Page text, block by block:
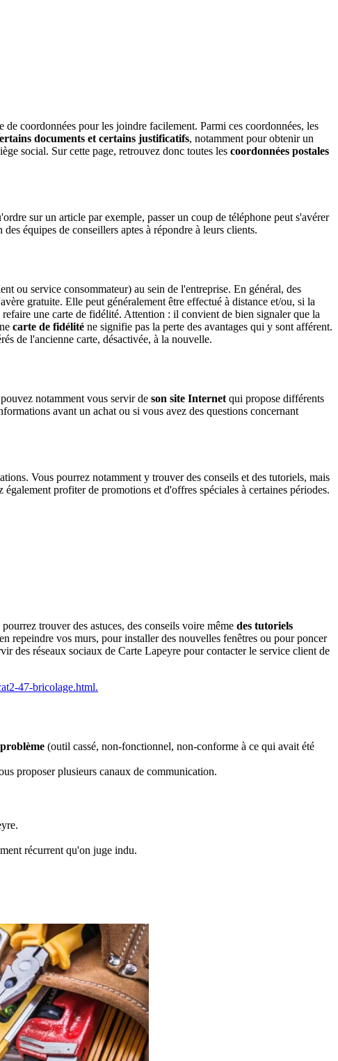
coordonnées pour les joindre facilement. Parmi ces coordonnées, les
documents et certains justificatifs, notamment pour obtenir un
social. Sur cette page, retrouvez donc toutes les coordonnées postales
sur un article par exemple, passer un coup de téléphone peut s'avérer
équipes de conseillers aptes à répondre à leurs clients.
ou service consommateur) au sein de l'entreprise. En général, des
gratuite. Elle peut généralement être effectué à distance et/ou, si la
une carte de fidélité. Attention : il convient de bien signaler que la
carte de fidélité ne signifie pas la perte des avantages qui y sont afférent.
de l'ancienne carte, désactivée, à la nouvelle.
notamment vous servir de son site Internet qui propose différents
avant un achat ou si vous avez des questions concernant
Vous pourrez notamment y trouver des conseils et des tutoriels, mais
profiter de promotions et d'offres spéciales à certaines périodes.
trouver des astuces, des conseils voire même des tutoriels
repeindre vos murs, pour installer des nouvelles fenêtres ou pour poncer
des réseaux sociaux de Carte Lapeyre pour contacter le service client de
47-bricolage.html.
problème (outil cassé, non-fonctionnel, non-conforme à ce qui avait été
proposer plusieurs canaux de communication.
récurrent qu'on juge indu.